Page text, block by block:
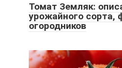
Томат Земляк:
урожайного сорта,
огородников